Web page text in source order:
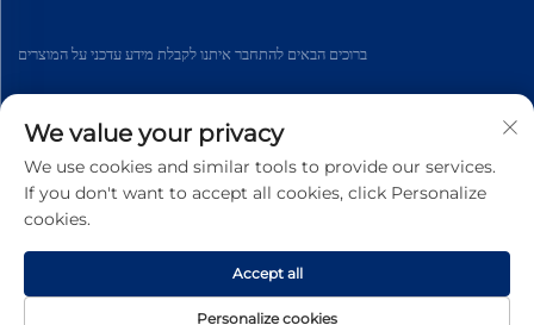
ברוכים הבאים להתחבר איתנו לקבלת מידע עדכני על המוצרים
© 2026 թ. Չինաստանի Սինլան Էլեկտրիկ ընկերություն։ Բոլոր
քաղաքականություն
We value your privacy
We use cookies and similar tools to provide our services.
If you don't want to accept all cookies, click Personalize
cookies.
Personalize cookies
Accept all